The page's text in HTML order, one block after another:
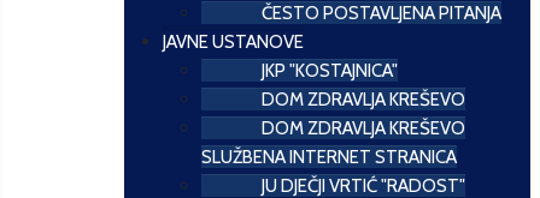
ČESTO POSTAVLJENA PITANJA
JAVNE USTANOVE
JKP "KOSTAJNICA"
DOM ZDRAVLJA KREŠEVO
DOM ZDRAVLJA KREŠEVO
SLUŽBENA INTERNET STRANICA
JU DJEČJI VRTIĆ "RADOST"